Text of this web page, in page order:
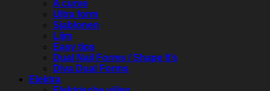
A curve
Ultra form
Sjablonen
Lijm
Easy tips
Dual Nail Forms / Shape It’s
Diva Dual Forms
Elektra